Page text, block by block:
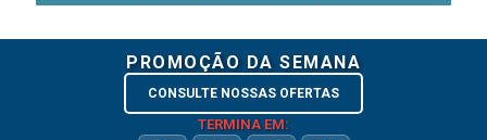
PROMOÇÃO DA SEMANA
CONSULTE NOSSAS OFERTAS
TERMINA EM: